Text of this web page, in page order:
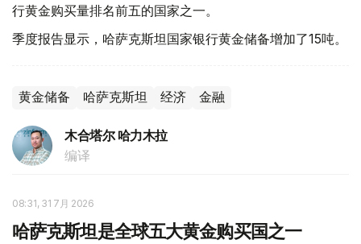
行黄金购买量排名前五的国家之一。
季度报告显示，哈萨克斯坦国家银行黄金储备增加了15吨。
黄金储备 哈萨克斯坦 经济 金融
木合塔尔 哈力木拉
编译
08:31, 31 7月 2026
哈萨克斯坦是全球五大黄金购买国之一